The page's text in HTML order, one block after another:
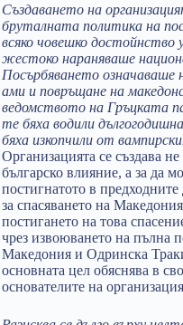
Създаването на
бруталната политика на
всяко човешко достойнство
жестоко нараняваше
Посърбяването означаваше
ами и повръщане на
ведомството на Гръцката
те бяха водили
бяха изкопчили от
Организацията се създава
българско влияние, а за да
постигнатото в
за спасяването на
постигането на това
чрез извоюването на пълна
Македония и Одринска
основната цел обяснява в
основателите на